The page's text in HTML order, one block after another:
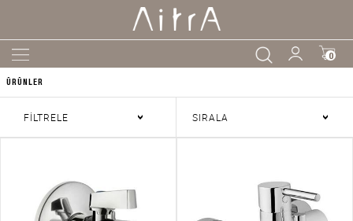
0
ÜRÜNLER
FİLTRELE SIRALA